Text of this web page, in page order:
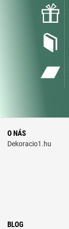
O NÁS
Dekoracio1.hu
BLOG